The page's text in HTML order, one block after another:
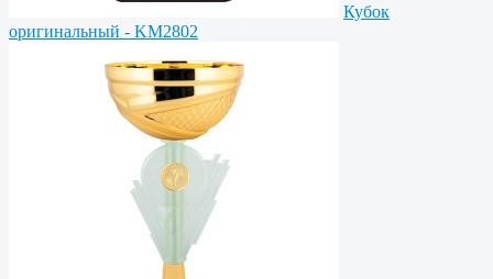
Кубок
оригинальный - KM2802